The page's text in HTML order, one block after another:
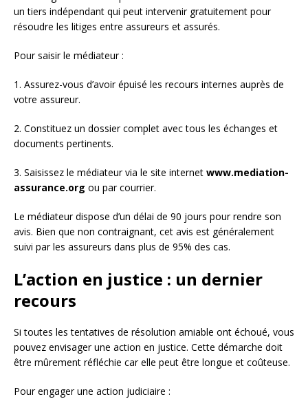
un tiers indépendant qui peut intervenir gratuitement pour
résoudre les litiges entre assureurs et assurés.
Pour saisir le médiateur :
1. Assurez-vous d’avoir épuisé les recours internes auprès de
votre assureur.
2. Constituez un dossier complet avec tous les échanges et
documents pertinents.
3. Saisissez le médiateur via le site internet www.mediation-
assurance.org ou par courrier.
Le médiateur dispose d’un délai de 90 jours pour rendre son
avis. Bien que non contraignant, cet avis est généralement
suivi par les assureurs dans plus de 95% des cas.
L’action en justice : un dernier
recours
Si toutes les tentatives de résolution amiable ont échoué, vous
pouvez envisager une action en justice. Cette démarche doit
être mûrement réfléchie car elle peut être longue et coûteuse.
Pour engager une action judiciaire :